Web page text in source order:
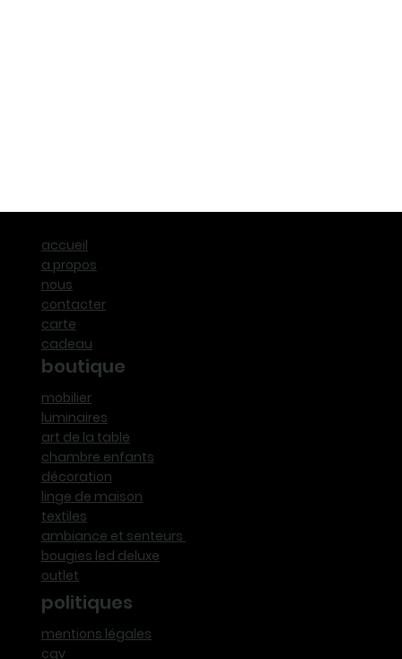
accueil
a propos
nous
contacter
carte
cadeau
boutique
mobilier
luminaires
art de la table
chambre enfants
décoration
linge de maison
textiles
ambiance et senteurs
bougies led deluxe
outlet
politiques
mentions légales
cgv